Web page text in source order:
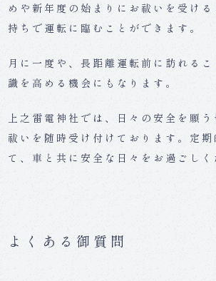
めや新年度の始まりにお祓いを受け
持ちで運転に臨むことができます。
月に一度や、長距離運転前に訪れる
識を高める機会にもなります。
上之雷電神社では、日々の安全を願
祓いを随時受け付けております。定期
て、車と共に安全な日々をお過ごしく
よくある御質問